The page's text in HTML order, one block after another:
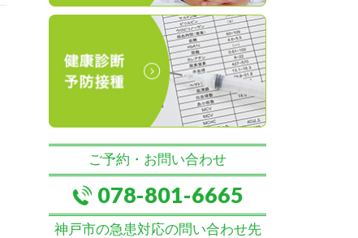
ご予約・お問い合わせ
078-801-6665
神戸市の急患対応の問い合わせ先